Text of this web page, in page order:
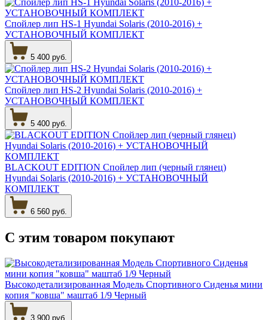
Спойлер лип HS-1 Hyundai Solaris (2010-2016) +
УСТАНОВОЧНЫЙ КОМПЛЕКТ
5 400 руб.
Спойлер лип HS-2 Hyundai Solaris (2010-2016) +
УСТАНОВОЧНЫЙ КОМПЛЕКТ
5 400 руб.
BLACKOUT EDITION Спойлер лип (черный глянец)
Hyundai Solaris (2010-2016) + УСТАНОВОЧНЫЙ
КОМПЛЕКТ
6 560 руб.
С этим товаром покупают
Высокодетализированная Модель Спортивного Сиденья мини
копия "ковша" маштаб 1/9 Черный
3 900 руб.